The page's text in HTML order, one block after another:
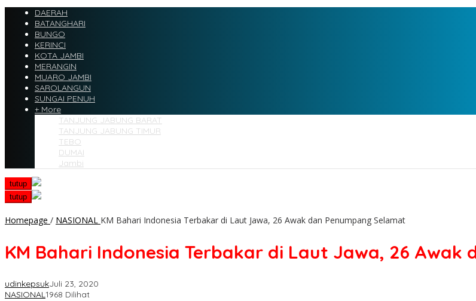
DAERAH
BATANGHARI
BUNGO
KERINCI
KOTA JAMBI
MERANGIN
MUARO JAMBI
SAROLANGUN
SUNGAI PENUH
+ More
TANJUNG JABUNG BARAT
TANJUNG JABUNG TIMUR
TEBO
DUMAI
Jambi
tutup
tutup
Homepage / NASIONAL KM Bahari Indonesia Terbakar di Laut Jawa, 26 Awak dan Penumpang Selamat
KM Bahari Indonesia Terbakar di Laut Jawa, 26 Awak
udinkepsukJuli 23, 2020
NASIONAL1968 Dilihat